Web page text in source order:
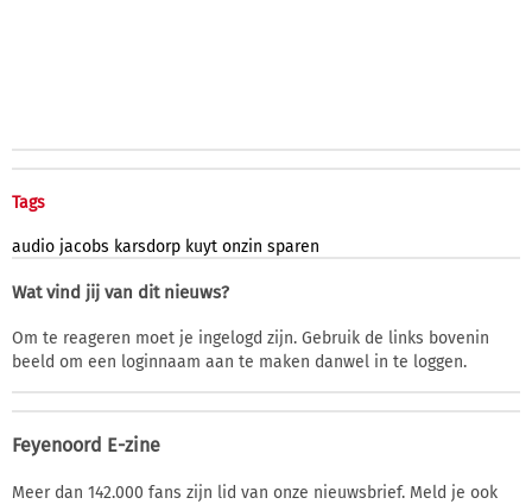
Tags
audio jacobs karsdorp kuyt onzin sparen
Wat vind jij van dit nieuws?
Om te reageren moet je ingelogd zijn. Gebruik de links bovenin
beeld om een loginnaam aan te maken danwel in te loggen.
Feyenoord E-zine
Meer dan 142.000 fans zijn lid van onze nieuwsbrief. Meld je ook